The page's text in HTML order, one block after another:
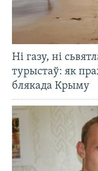
Ні газу, ні
турыстаў: як
блякада Крыму